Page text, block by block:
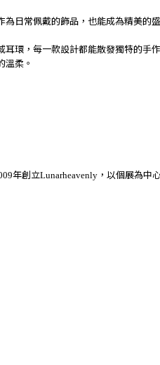
為日常佩戴的飾品，也能成為精美的
耳環，每一款設計都能散發獨特的手
溫柔。
年創立Lunarheavenly ，以個展為中